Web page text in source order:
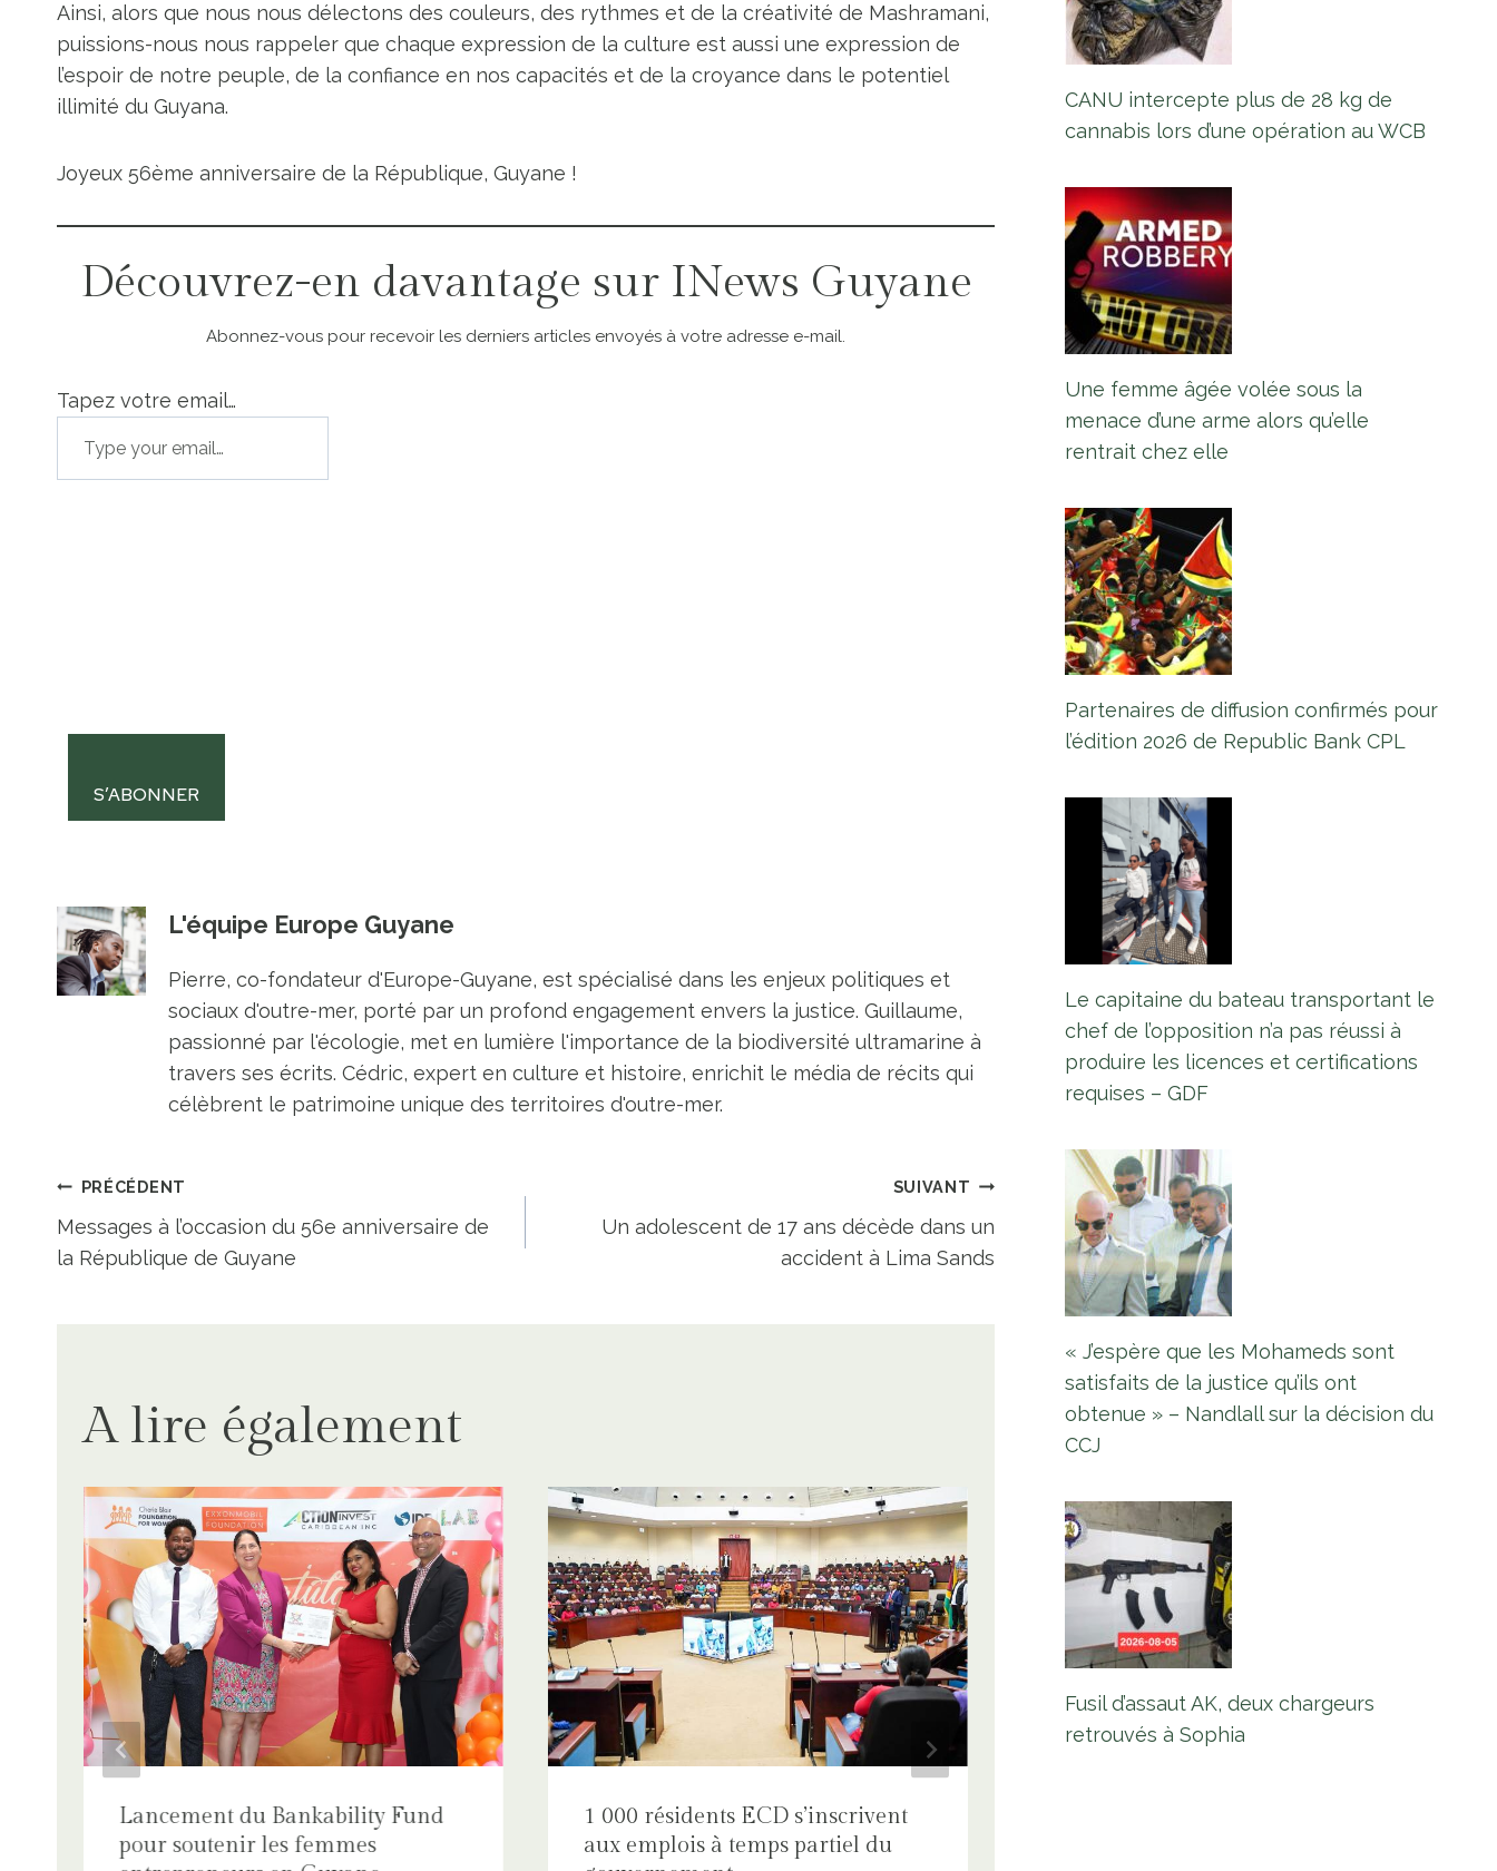
Ainsi, alors que nous nous délectons des couleurs, des rythmes et de la créativité de Mashramani,
puissions-nous nous rappeler que chaque expression de la culture est aussi une expression de
l’espoir de notre peuple, de la confiance en nos capacités et de la croyance dans le potentiel
illimité du Guyana.
Joyeux 56ème anniversaire de la République, Guyane !
Découvrez-en davantage sur INews Guyane
Abonnez-vous pour recevoir les derniers articles envoyés à votre adresse e-mail.
Tapez votre email…
S’ABONNER
L'équipe Europe Guyane
Pierre, co-fondateur d'Europe-Guyane, est spécialisé dans les enjeux politiques et
sociaux d'outre-mer, porté par un profond engagement envers la justice. Guillaume,
passionné par l'écologie, met en lumière l'importance de la biodiversité ultramarine à
travers ses écrits. Cédric, expert en culture et histoire, enrichit le média de récits qui
célèbrent le patrimoine unique des territoires d'outre-mer.
Navigation
de
PRÉCÉDENT
Messages à l’occasion du 56e anniversaire de
la République de Guyane
SUIVANT
Un adolescent de 17 ans décède dans un
accident à Lima Sands
A lire également
Lancement du Bankability Fund
pour soutenir les femmes
1 000 résidents ECD s’inscrivent
aux emplois à temps partiel du
CANU intercepte plus de 28 kg de
cannabis lors d’une opération au WCB
Une femme âgée volée sous la
menace d’une arme alors qu’elle
rentrait chez elle
Partenaires de diffusion confirmés pour
l’édition 2026 de Republic Bank CPL
Le capitaine du bateau transportant le
chef de l’opposition n’a pas réussi à
produire les licences et certifications
requises – GDF
« J’espère que les Mohameds sont
satisfaits de la justice qu’ils ont
obtenue » – Nandlall sur la décision du
CCJ
Fusil d’assaut AK, deux chargeurs
retrouvés à Sophia